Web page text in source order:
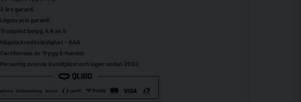
2 års garanti
Lägsta pris garanti
Trustpilot betyg 4,6 av 5
Högsta kreditvärdighet - AAA
Certifierade av Trygg E-handel
Personlig svensk kundtjänst och lager sedan 2003